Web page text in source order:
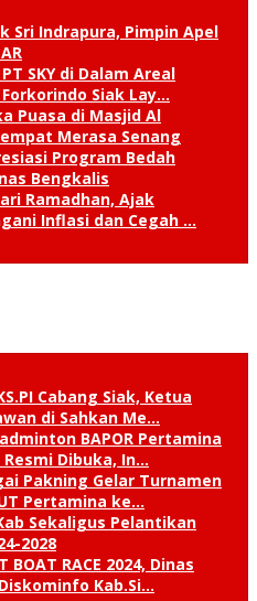
Sri Indrapura, Pimpin Apel
SKY di Dalam Areal
Forkorindo Siak Lay…
Puasa di Masjid Al
Merasa Senang
Program Bedah
Bengkalis
Ramadhan, Ajak
Inflasi dan Cegah …
Cabang Siak, Ketua
di Sahkan Me…
BAPOR Pertamina
Resmi Dibuka, In…
Pakning Gelar Turnamen
Pertamina ke…
Sekaligus Pelantikan
2028
BOAT RACE 2024, Dinas
Kab.Si…